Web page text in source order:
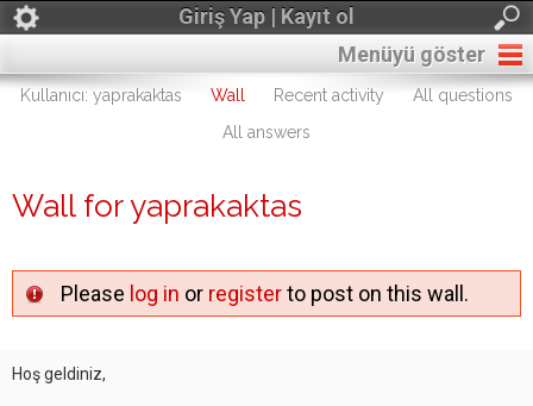
Giriş Yap | Kayıt ol
Menüyü göster
Kullanıcı: yaprakaktas Wall Recent activity
All questions
All answers
Wall for yaprakaktas
Please log in or registerto post on this wall.
Hoş geldiniz,